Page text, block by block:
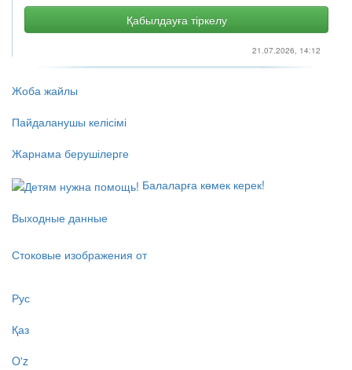
Қабылдауға тіркелу
21.07.2026, 14:12
Жоба жайлы
Пайдаланушы келісімі
Жарнама берушілерге
Балаларға көмек керек!
Выходные данные
Стоковые изображения от
Рус
Қаз
O'z